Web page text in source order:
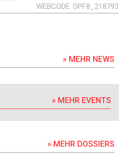
WEBCODE DPF8_218793
» MEHR NEWS
» MEHR EVENTS
» MEHR DOSSIERS